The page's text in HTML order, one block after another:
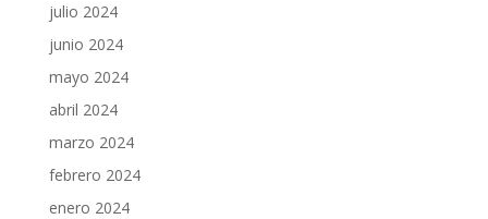
julio 2024
junio 2024
mayo 2024
abril 2024
marzo 2024
febrero 2024
enero 2024